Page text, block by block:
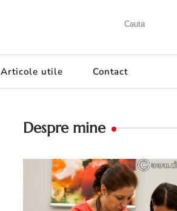
Articole utile Contact
Despre mine